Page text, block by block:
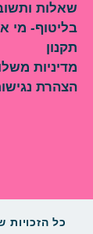
שאלות
בליטוף- מי
תקנון
מדיניות
הצהרת
כל הזכויות